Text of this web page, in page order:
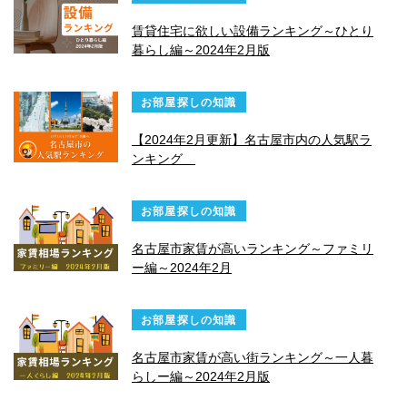
賃貸住宅に欲しい設備ランキング～ひとり
暮らし編～2024年2月版
お部屋探しの知識
【2024年2月更新】名古屋市内の人気駅ラ
ンキング
お部屋探しの知識
名古屋市家賃が高いランキング～ファミリ
ー編～2024年2月
お部屋探しの知識
名古屋市家賃が高い街ランキング～一人暮
らしー編～2024年2月版